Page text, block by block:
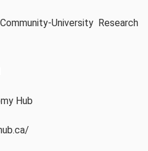
University Research
Hub